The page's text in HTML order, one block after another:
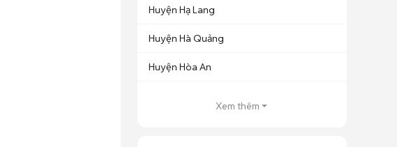
Huyện Hạ Lang
Huyện Hà Quảng
Huyện Hòa An
Xem thêm